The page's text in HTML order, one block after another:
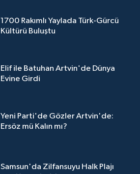
1700 Rakımlı Yaylada Türk-Gürcü
Kültürü Buluştu
Elif ile Batuhan Artvin'de Dünya
Evine Girdi
Yeni Parti'de Gözler Artvin'de:
Ersöz mü Kalın mı?
Samsun'da Zilfansuyu Halk Plajı